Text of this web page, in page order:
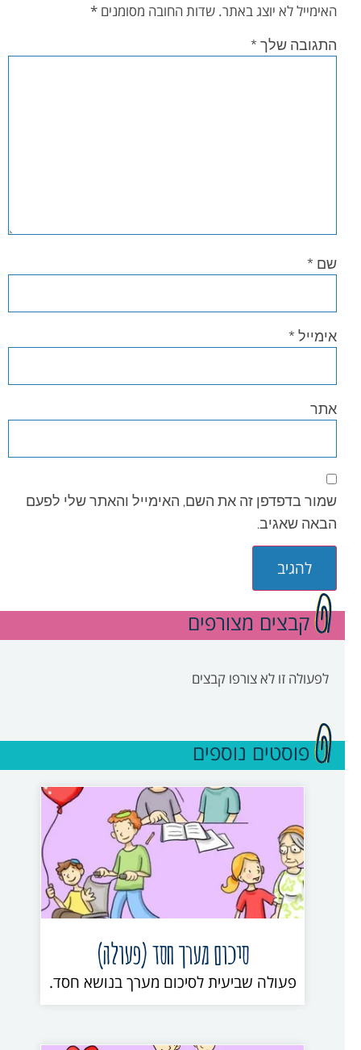
האימייל לא יוצג באתר. שדות החובה מסומנים *
התגובה שלך *
שם *
אימייל *
אתר
שמור בדפדפן זה את השם, האימייל והאתר שלי לפעם
הבאה שאגיב.
קבצים מצורפים
לפעולה זו לא צורפו קבצים
פוסטים נוספים
סיכום מערך חסד (פעולה)
פעולה שביעית לסיכום מערך בנושא חסד.